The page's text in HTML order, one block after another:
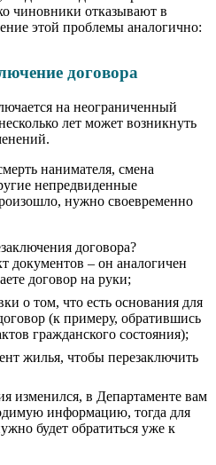
чиновники отказывают в
этой проблемы аналогично:
договора
на неограниченный
лет может возникнуть
нанимателя, смена
непредвиденные
нужно своевременно
договора?
документов – он аналогичен
договор на руки;
о том, что есть основания для
(к примеру, обратившись
гражданского состояния);
жилья, чтобы перезаключить
изменился, в Департаменте вам
информацию, тогда для
будет обратиться уже к